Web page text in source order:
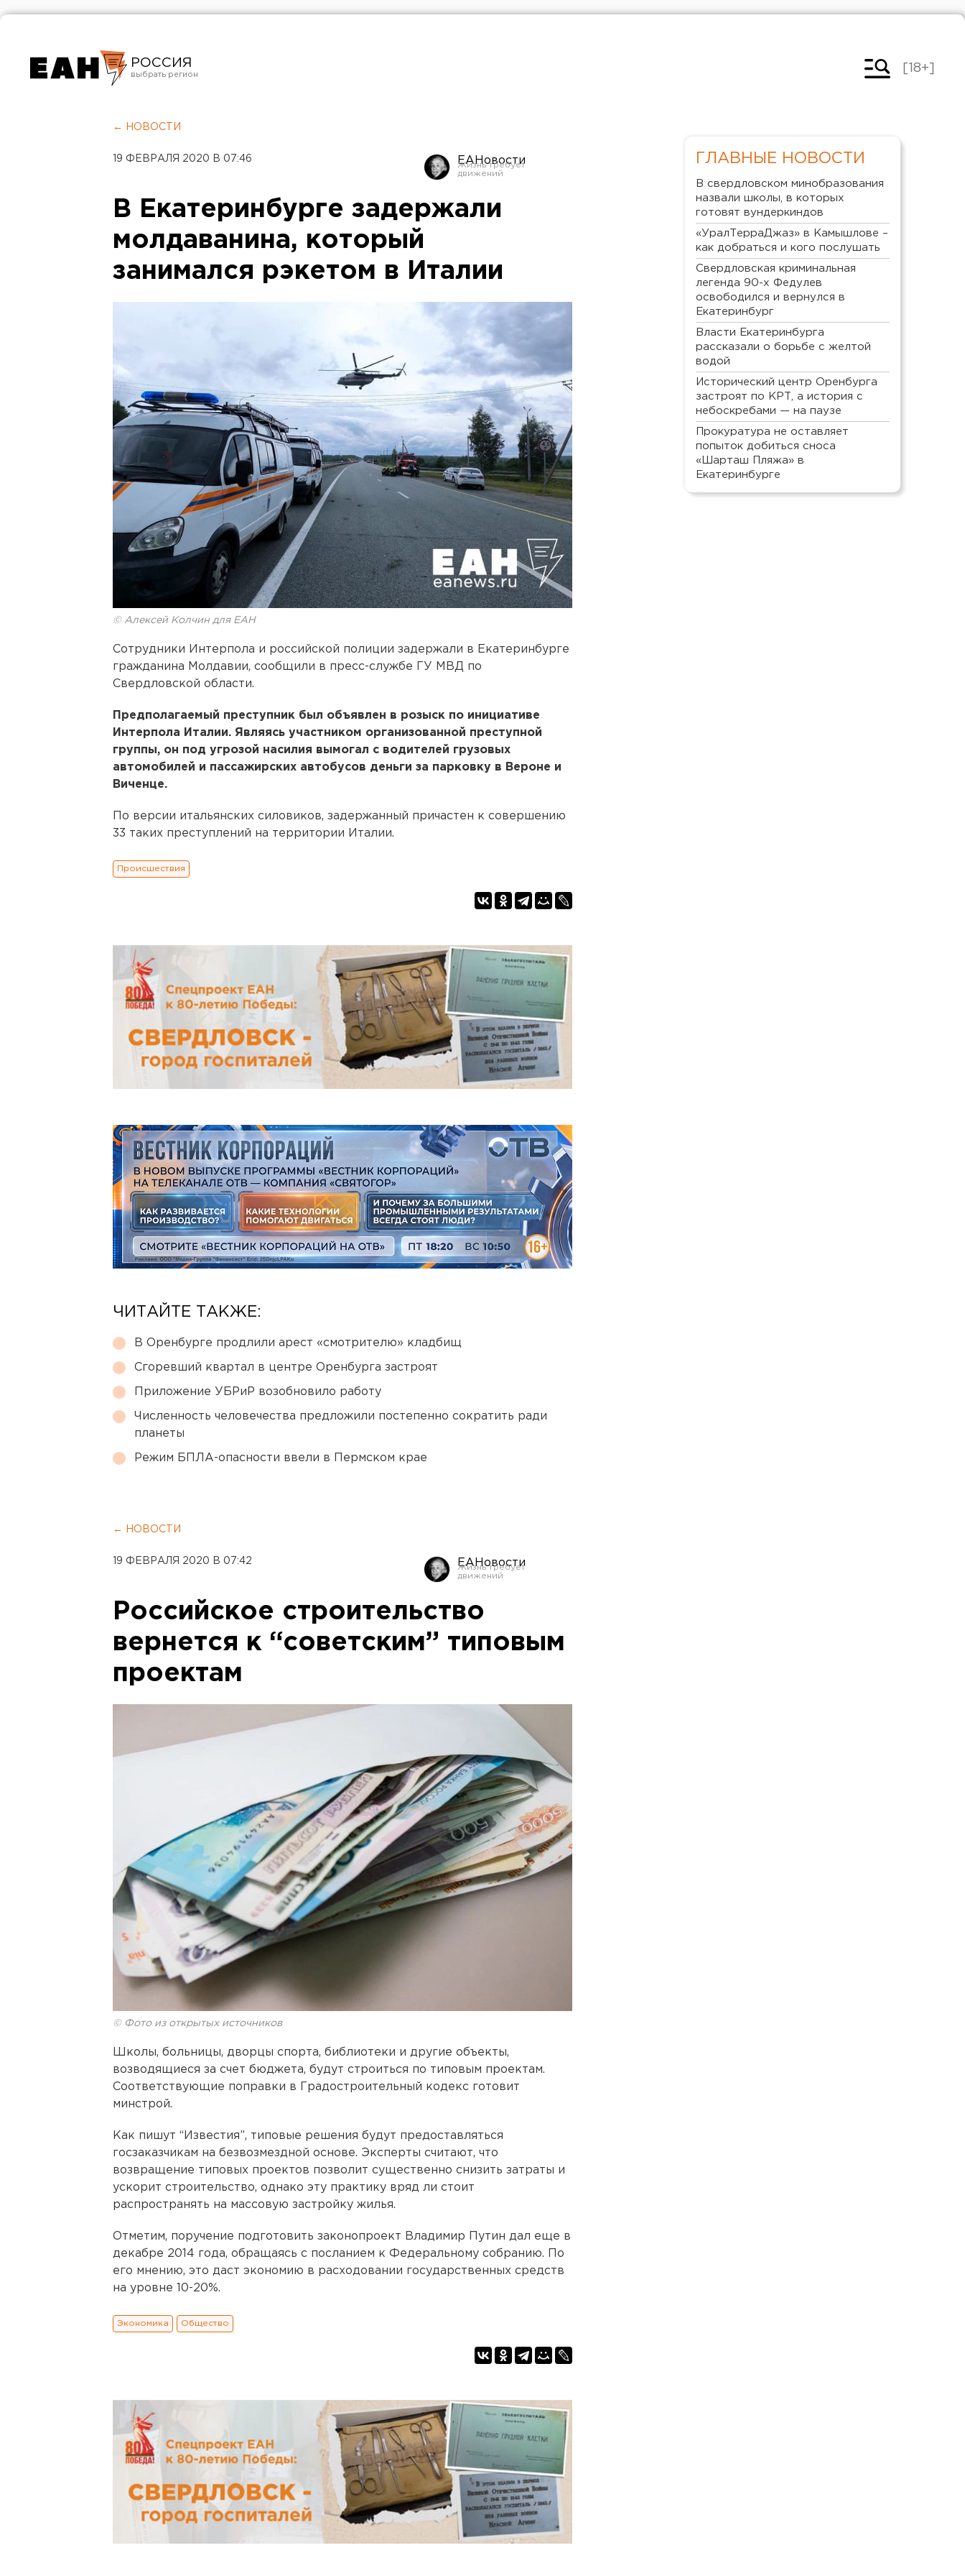
РОССИЯ
Челябинск
[18+]
← НОВОСТИ
19 ФЕВРАЛЯ 2020 В 07:46 ЕАНовости
В Екатеринбурге задержали
молдаванина, который
занимался рэкетом в Италии
© Алексей Колчин для ЕАН
Сотрудники Интерпола и российской полиции задержали в Екатеринбурге
гражданина Молдавии, сообщили в пресс-службе ГУ МВД по
Свердловской области.
Предполагаемый преступник был объявлен в розыск по инициативе
Интерпола Италии. Являясь участником организованной преступной
группы, он под угрозой насилия вымогал с водителей грузовых
автомобилей и пассажирских автобусов деньги за парковку в Вероне и
Виченце.
По версии итальянских силовиков, задержанный причастен к совершению
33 таких преступлений на территории Италии.
Происшествия
ЧИТАЙТЕ ТАКЖЕ:
В Оренбурге продлили арест «смотрителю» кладбищ
Сгоревший квартал в центре Оренбурга застроят
Приложение УБРиР возобновило работу
Численность человечества предложили постепенно сократить ради
планеты
Режим БПЛА-опасности ввели в Пермском крае
← НОВОСТИ
19 ФЕВРАЛЯ 2020 В 07:42 ЕАНовости
Российское строительство
вернется к “советским” типовым
проектам
© Фото из открытых источников
Школы, больницы, дворцы спорта, библиотеки и другие объекты,
возводящиеся за счет бюджета, будут строиться по типовым проектам.
Соответствующие поправки в Градостроительный кодекс готовит
минстрой.
Как пишут “Известия”, типовые решения будут предоставляться
госзаказчикам на безвозмездной основе. Эксперты считают, что
возвращение типовых проектов позволит существенно снизить затраты и
ускорит строительство, однако эту практику вряд ли стоит
распространять на массовую застройку жилья.
Отметим, поручение подготовить законопроект Владимир Путин дал еще в
декабре 2014 года, обращаясь с посланием к Федеральному собранию. По
его мнению, это даст экономию в расходовании государственных средств
на уровне 10-20%.
Экономика Общество
ГЛАВНЫЕ НОВОСТИ
В свердловском минобразования
назвали школы, в которых
готовят вундеркиндов
«УралТерраДжаз» в Камышлове –
как добраться и кого послушать
Свердловская криминальная
легенда 90-х Федулев
освободился и вернулся в
Екатеринбург
Власти Екатеринбурга
рассказали о борьбе с желтой
водой
Исторический центр Оренбурга
застроят по КРТ, а история с
небоскребами — на паузе
Прокуратура не оставляет
попыток добиться сноса
«Шарташ Пляжа» в
Екатеринбурге